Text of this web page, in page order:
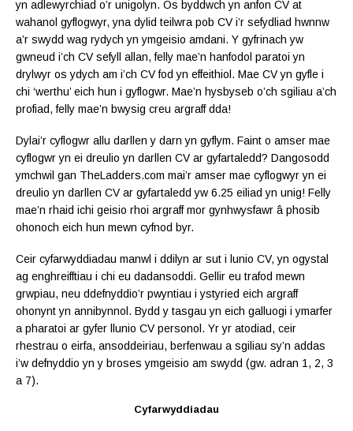
yn adlewyrchiad o’r unigolyn. Os byddwch yn anfon CV at
wahanol gyflogwyr, yna dylid teilwra pob CV i’r sefydliad hwnnw
a’r swydd wag rydych yn ymgeisio amdani. Y gyfrinach yw
gwneud i’ch CV sefyll allan, felly mae’n hanfodol paratoi yn
drylwyr os ydych am i’ch CV fod yn effeithiol. Mae CV yn gyfle i
chi ‘werthu’ eich hun i gyflogwr. Mae’n hysbyseb o’ch sgiliau a’ch
profiad, felly mae’n bwysig creu argraff dda!
Dylai’r cyflogwr allu darllen y darn yn gyflym. Faint o amser mae
cyflogwr yn ei dreulio yn darllen CV ar gyfartaledd? Dangosodd
ymchwil gan TheLadders.com mai’r amser mae cyflogwyr yn ei
dreulio yn darllen CV ar gyfartaledd yw 6.25 eiliad yn unig! Felly
mae’n rhaid ichi geisio rhoi argraff mor gynhwysfawr â phosib
ohonoch eich hun mewn cyfnod byr.
Ceir cyfarwyddiadau manwl i ddilyn ar sut i lunio CV, yn ogystal
ag enghreifftiau i chi eu dadansoddi. Gellir eu trafod mewn
grwpiau, neu ddefnyddio’r pwyntiau i ystyried eich argraff
ohonynt yn annibynnol. Bydd y tasgau yn eich galluogi i ymarfer
a pharatoi ar gyfer llunio CV personol. Yr yr atodiad, ceir
rhestrau o eirfa, ansoddeiriau, berfenwau a sgiliau sy’n addas
i’w defnyddio yn y broses ymgeisio am swydd (gw. adran 1, 2, 3
a 7).
Cyfarwyddiadau